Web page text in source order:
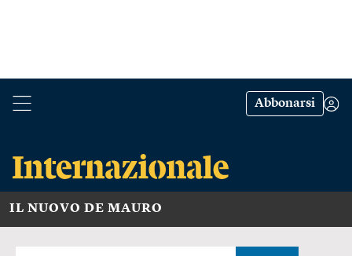
Abbonarsi
IL NUOVO DE MAURO